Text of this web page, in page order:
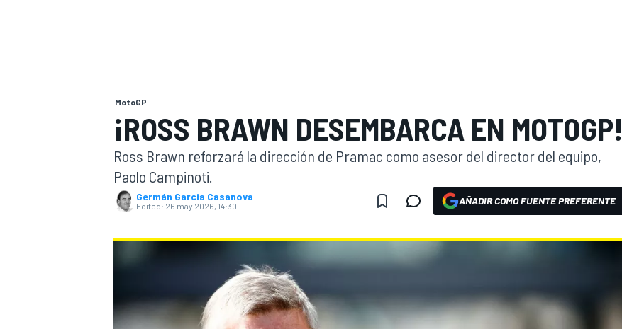
NASCARINDYCAR SPORTSCARRALLY TURISMO
MotoGP
¡ROSS BRAWN DESEMBARCA EN MOTOGP!
Ross Brawn reforzará la dirección de Pramac como asesor del director del equipo,
Paolo Campinoti.
Germán Garcia Casanova
Edited: 26 may 2026, 14:30 AÑADIR COMO FUENTE PREFERENTE